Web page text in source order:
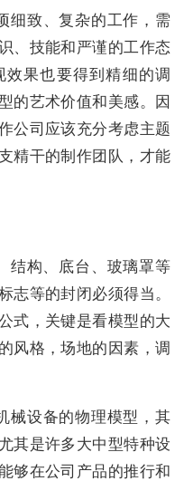
细致、复杂的工作，需
、技能和严谨的工作态
果也要得到精细的调
的艺术价值和美感。因
公司应该充分考虑主题
精干的制作团队，才能
构、底台、玻璃罩等
志等的封闭必须得当。
式，关键是看模型的大
风格，场地的因素，调
械设备的物理模型，其
其是许多大中型特种设
够在公司产品的推行和